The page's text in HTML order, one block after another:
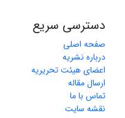
دسترسی سریع
صفحه اصلی
درباره نشریه
اعضای هیئت تحریریه
ارسال مقاله
تماس با ما
نقشه سایت